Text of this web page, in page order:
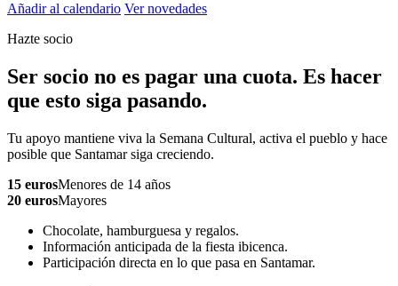
Añadir al calendario Ver novedades
Hazte socio
Ser socio no es pagar una cuota. Es hacer
que esto siga pasando.
Tu apoyo mantiene viva la Semana Cultural, activa el pueblo y hace
posible que Santamar siga creciendo.
15 eurosMenores de 14 años
20 eurosMayores
Chocolate, hamburguesa y regalos.
Información anticipada de la fiesta ibicenca.
Participación directa en lo que pasa en Santamar.